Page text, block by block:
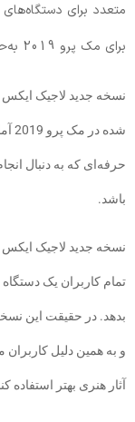
متعدد برای
برای مک پرو 2019 به‌حساب میاید.
حرفه‌ای که به دنبال
باشد.
نسخه جدید لاجیک
و به همین دلیل
آثار هنری بهتر استفاده